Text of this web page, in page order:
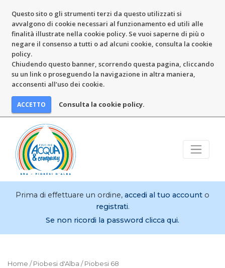
Questo sito o gli strumenti terzi da questo utilizzati si
avvalgono di cookie necessari al funzionamento ed utili alle
finalità illustrate nella cookie policy. Se vuoi saperne di più o
negare il consenso a tutti o ad alcuni cookie, consulta la cookie
policy.
Chiudendo questo banner, scorrendo questa pagina, cliccando
su un link o proseguendo la navigazione in altra maniera,
acconsenti all’uso dei cookie.
Consulta la cookie policy.
Prima di effettuare un ordine, accedi al tuo account o
registrati.
Se non ricordi la password clicca qui.
Home /Piobesi d'Alba / Piobesi 68